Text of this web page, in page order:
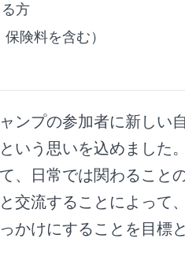
方
険料を含む）
ンプの参加者に新しい
いう思いを込めました。
、日常では関わること
交流することによって
かけにすることを目標